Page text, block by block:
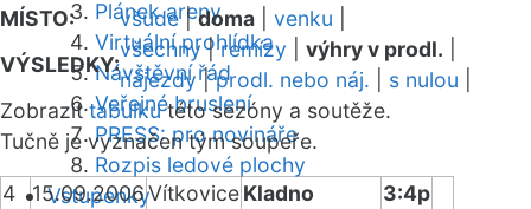
Plánek areny
Virtuální prohlídka
Návštěvní řád
Veřejné bruslení
PRESS: pro novináře
Rozpis ledové plochy
Vstupenky
MÍSTO:
všude|doma venku
VÝSLEDKY:
všechny|remízy výhry v prodl.
nájezdy|prodl. nebo náj. s nulou
Zobrazittabulkutéto sezóny a soutěže.
Tučně je vyznačen tým soupeře.
4 15.09.2006VítkoviceKladno
3:4p